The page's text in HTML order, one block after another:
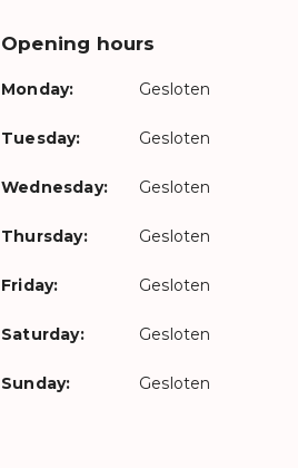
Opening hours
Monday: Gesloten
Tuesday: Gesloten
Wednesday: Gesloten
Thursday: Gesloten
Friday: Gesloten
Saturday: Gesloten
Sunday: Gesloten